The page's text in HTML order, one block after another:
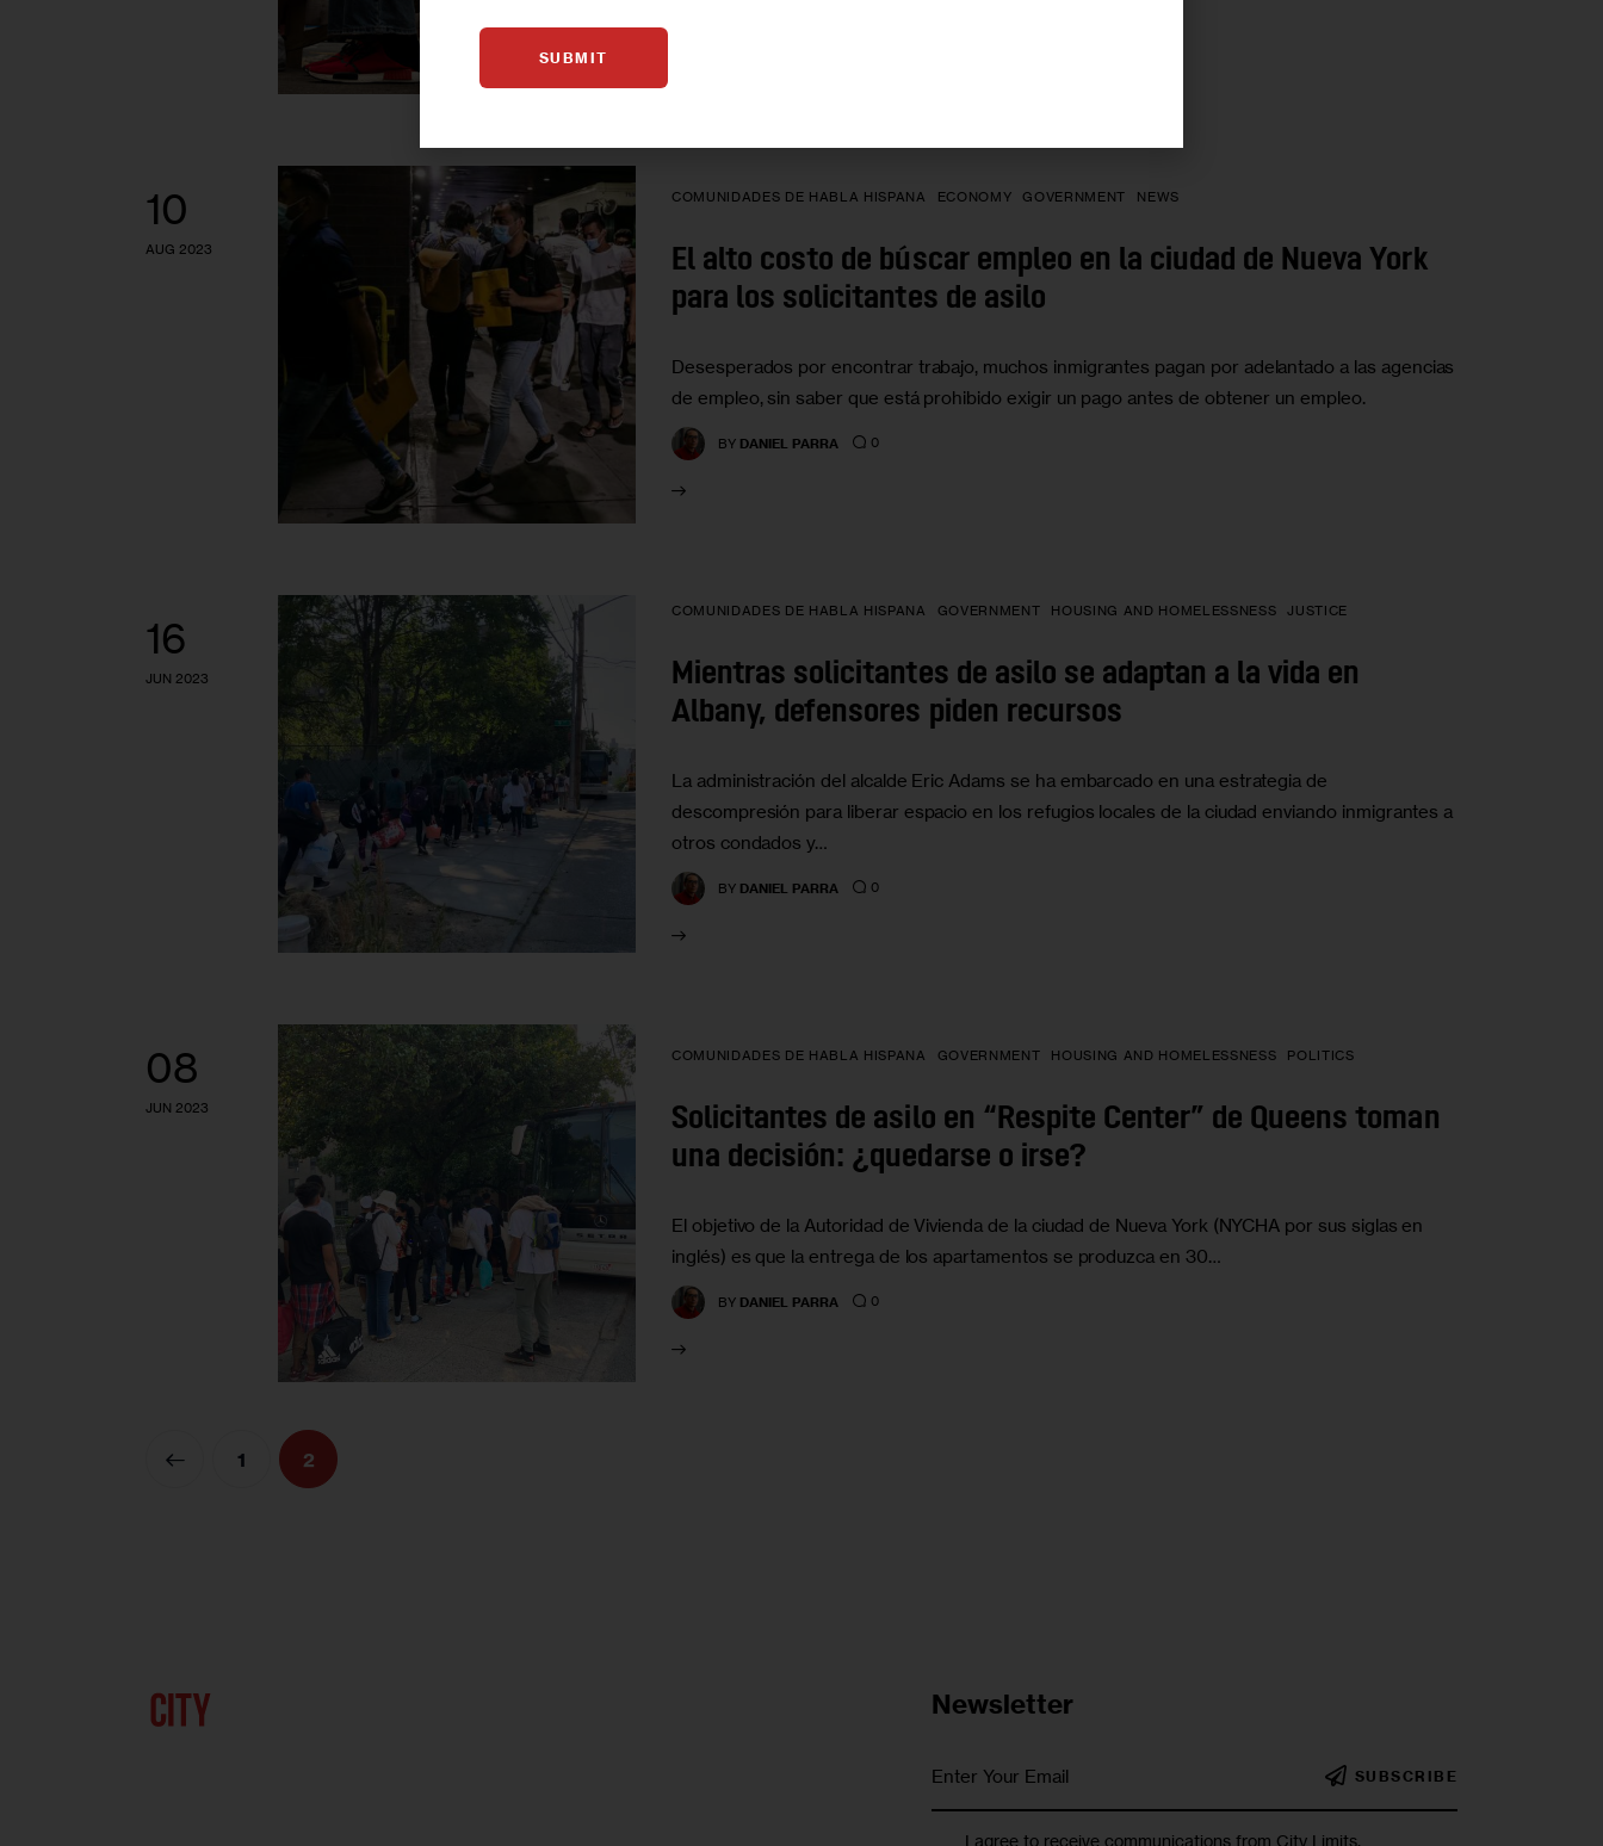
10
AUG 2023
COMUNIDADES DE HABLA HISPANA ECONOMY GOVERNMENT NEWS
El alto costo de búscar empleo en la ciudad de Nueva York
para los solicitantes de asilo
Desesperados por encontrar trabajo, muchos inmigrantes pagan por adelantado a las agencias
de empleo, sin saber que está prohibido exigir un pago antes de obtener un empleo.
BY DANIEL PARRA 0
16
JUN 2023
COMUNIDADES DE HABLA HISPANA GOVERNMENT HOUSING AND HOMELESSNESS JUSTICE
Mientras solicitantes de asilo se adaptan a la vida en
Albany, defensores piden recursos
La administración del alcalde Eric Adams se ha embarcado en una estrategia de
descompresión para liberar espacio en los refugios locales de la ciudad enviando inmigrantes a
otros condados y…
BY DANIEL PARRA 0
08
JUN 2023
COMUNIDADES DE HABLA HISPANA GOVERNMENT HOUSING AND HOMELESSNESS POLITICS
Solicitantes de asilo en “Respite Center” de Queens toman
una decisión: ¿quedarse o irse?
El objetivo de la Autoridad de Vivienda de la ciudad de Nueva York (NYCHA por sus siglas en
inglés) es que la entrega de los apartamentos se produzca en 30…
BY DANIEL PARRA 0
1 2
Newsletter
SUBSCRIBE
I agree to receive communications from City Limits.
SUBMIT